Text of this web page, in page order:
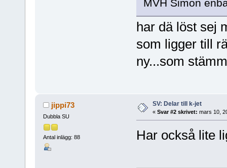
MVH Simon
har dä löst sej
som ligger till
ny...som
jippi73
Dubbla SU
Antal inlägg: 88
SV: Delar till k-jet
« Svar #2 skrivet: mars 10,
Har också lite